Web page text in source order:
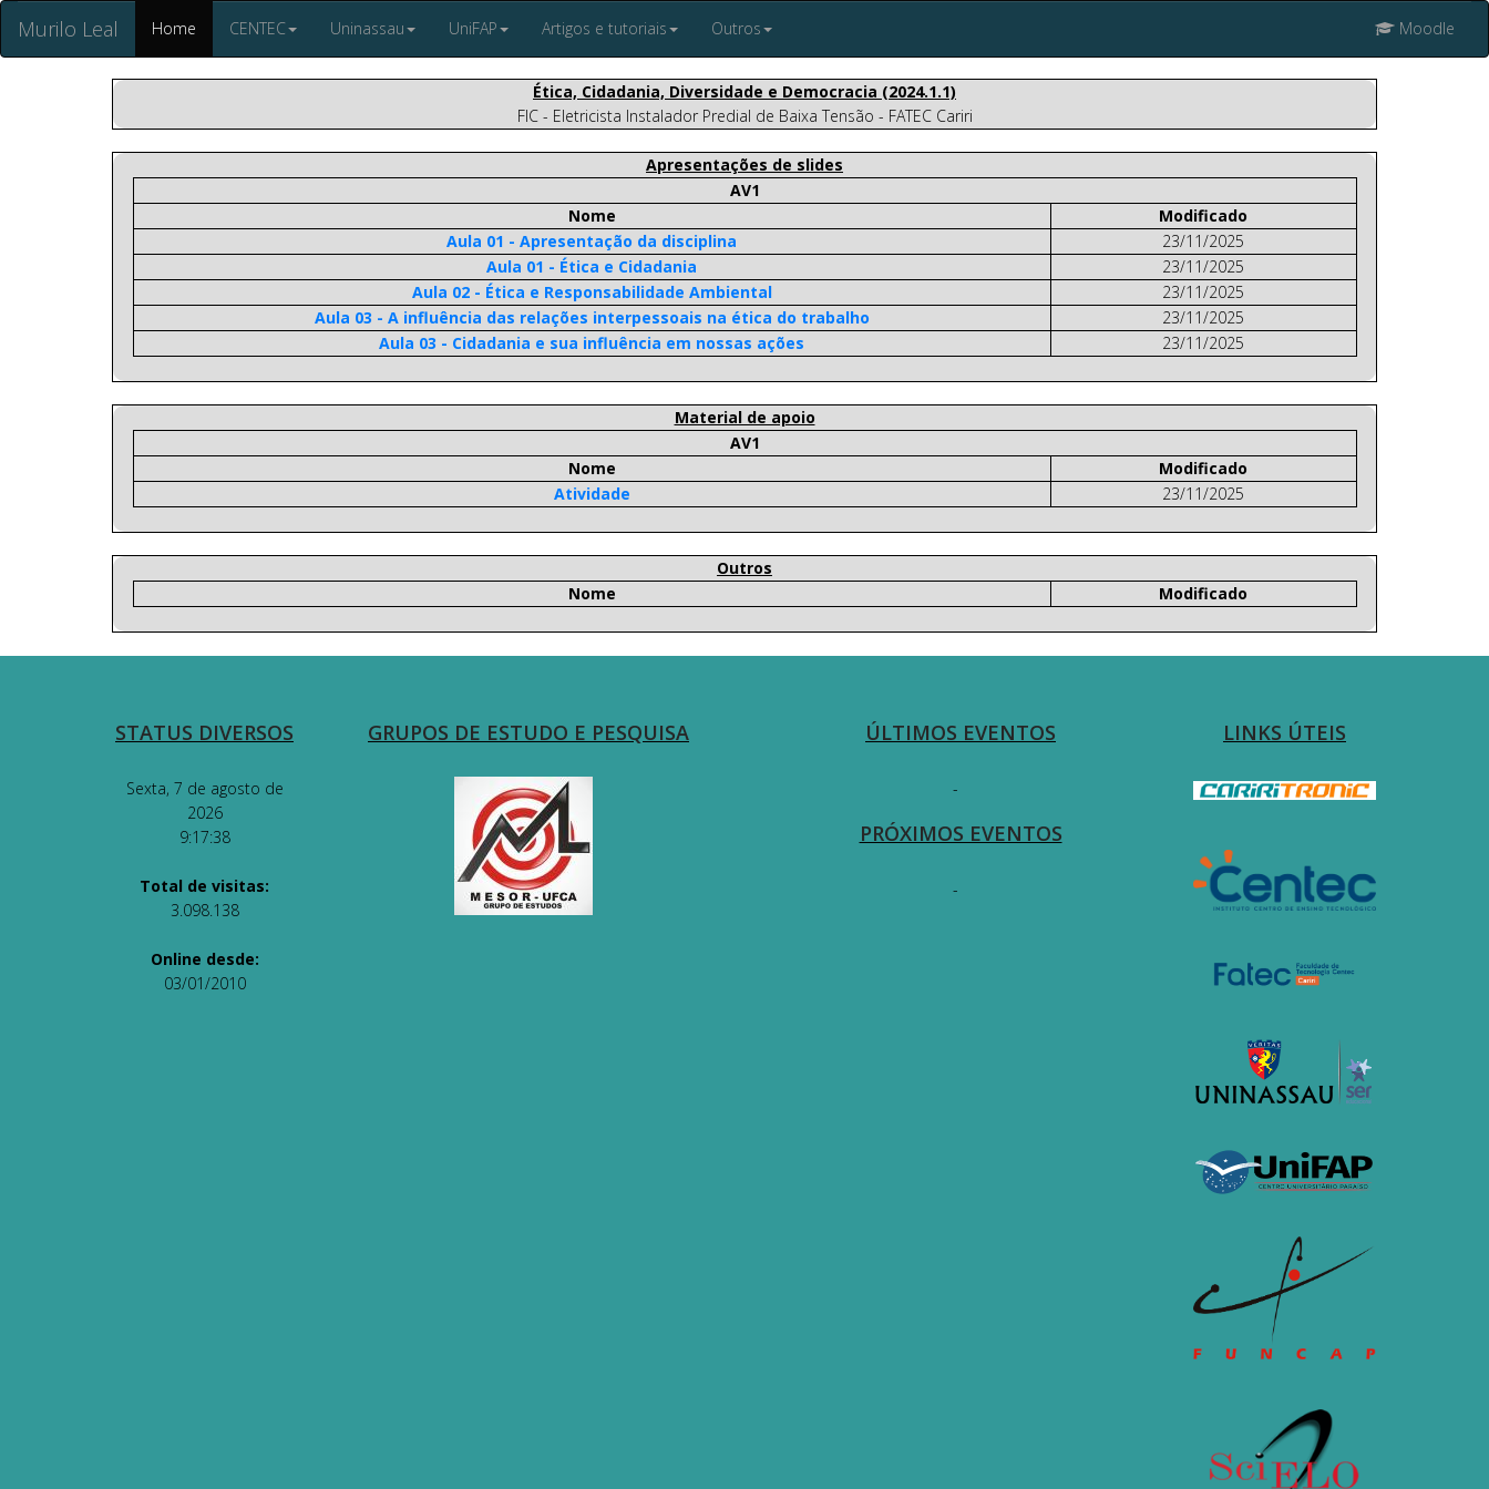
Murilo Leal Home CENTEC Uninassau UniFAP Artigos e tutoriais Outros Moodle
Ética, Cidadania, Diversidade e Democracia (2024.1.1)
FIC - Eletricista Instalador Predial de Baixa Tensão - FATEC Cariri
Apresentações de slides
AV1
Nome
Modificado
Aula 01 - Apresentação da disciplina
23/11/2025
Aula 01 - Ética e Cidadania
23/11/2025
Aula 02 - Ética e Responsabilidade Ambiental
23/11/2025
Aula 03 - A influência das relações interpessoais na ética do trabalho
23/11/2025
Aula 03 - Cidadania e sua influência em nossas ações
23/11/2025
Material de apoio
AV1
Nome
Modificado
Atividade
23/11/2025
Outros
Nome
Modificado
STATUS DIVERSOS
Sexta, 7 de agosto de
2026
9:17:38
Total de visitas:
3.098.138
Online desde:
03/01/2010
GRUPOS DE ESTUDO E PESQUISA ÚLTIMOS EVENTOS
-
PRÓXIMOS EVENTOS
-
LINKS ÚTEIS